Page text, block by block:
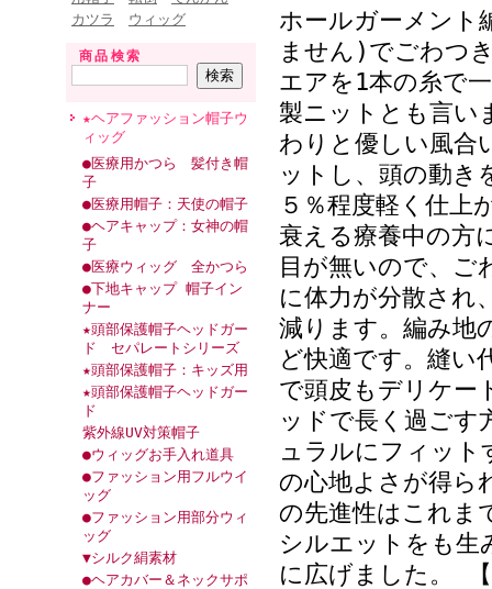
カツラ
ウィッグ
商品検索
★ヘアファッション帽子ウ
ィッグ
●医療用かつら 髪付き帽
子
●医療用帽子：天使の帽子
●ヘアキャップ：女神の帽
子
●医療ウィッグ 全かつら
●下地キャップ 帽子イン
ナー
★頭部保護帽子ヘッドガー
ド セパレートシリーズ
★頭部保護帽子：キッズ用
★頭部保護帽子ヘッドガー
ド
紫外線UV対策帽子
●ウィッグお手入れ道具
●ファッション用フルウイ
ッグ
●ファッション用部分ウィ
ッグ
▼シルク絹素材
●ヘアカバー＆ネックサポ
ホールガーメント
ません ) でごわつ
エアを 1本の糸で
製ニットとも言い
わりと優しい風合
ットし、頭の動き
５％程度軽く仕上
衰える療養中の方
目が無いので、ご
に体力が分散され
減ります。編み地
ど快適です。縫い
で頭皮もデリケー
ッドで長く過ごす
ュラルにフィット
の心地よさが得ら
の先進性はこれま
シルエットをも生
に広げました。